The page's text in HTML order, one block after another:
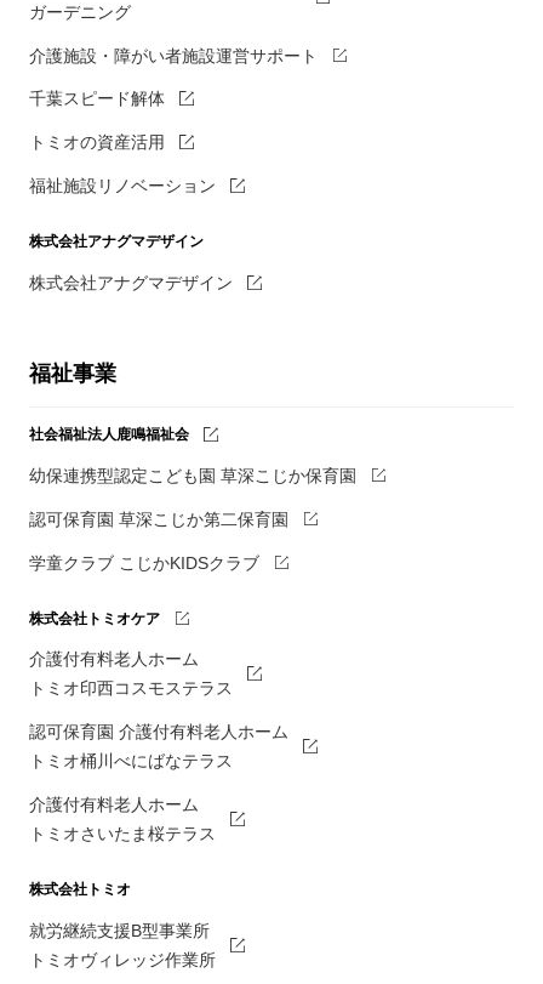
ガーデニング
介護施設・障がい者施設運営サポート
千葉スピード解体
トミオの資産活用
福祉施設リノベーション
株式会社アナグマデザイン
株式会社アナグマデザイン
福祉事業
社会福祉法人鹿鳴福祉会
幼保連携型認定こども園 草深こじか保育園
認可保育園 草深こじか第二保育園
学童クラブ こじかKIDSクラブ
株式会社トミオケア
介護付有料老人ホーム
トミオ印西コスモステラス
認可保育園 介護付有料老人ホーム
トミオ桶川べにばなテラス
介護付有料老人ホーム
トミオさいたま桜テラス
株式会社トミオ
就労継続支援B型事業所
トミオヴィレッジ作業所